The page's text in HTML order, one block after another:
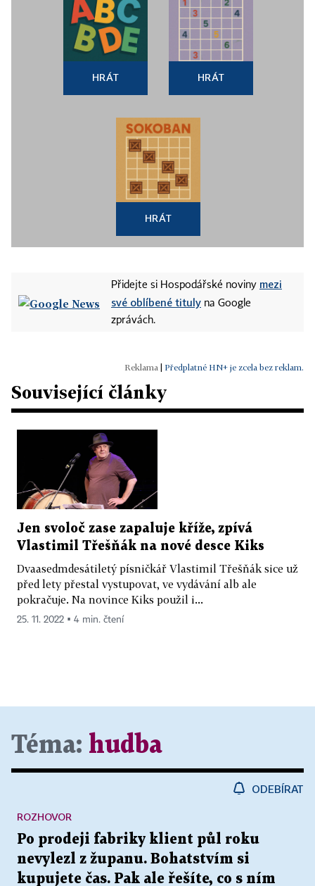
HRÁT HRÁT
HRÁT
Přidejte si Hospodářské noviny mezi
své oblíbené tituly na Google
zprávách.
Předplatné HN+ je zcela bez reklam.
Související články
Jen svoloč zase zapaluje kříže, zpívá
Vlastimil Třešňák na nové desce Kiks
Dvaasedmdesátiletý písničkář Vlastimil Třešňák sice už
před lety přestal vystupovat, ve vydávání alb ale
pokračuje. Na novince Kiks použil i...
25. 11. 2022 ▪ 4 min. čtení
Téma: hudba
ODEBÍRAT
Po prodeji fabriky klient půl roku
nevylezl z županu. Bohatstvím si
kupujete čas. Pak ale řešíte, co s ním
ROZHOVOR